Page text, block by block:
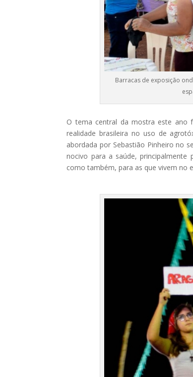
Barracas de exposição
O tema central da mostra este ano
realidade brasileira no uso de
abordada por Sebastião Pinheiro no
nocivo para a saúde,
como também, para as que vivem no